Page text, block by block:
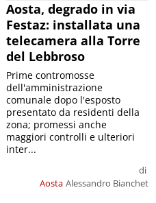
Aosta, degrado in via
Festaz: installata una
telecamera alla Torre
del Lebbroso
Aosta
di
Alessandro Bianchet
Prime contromosse
dell'amministrazione
comunale dopo l'esposto
presentato da residenti della
zona; promessi anche
maggiori controlli e ulteriori
inter...